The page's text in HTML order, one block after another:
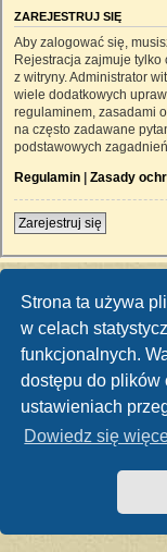
Strona ta używa
w celach
funkcjonalnych.
dostępu do plików
ustawieniach
Dowiedz się
ZAREJESTRUJ SIĘ
Aby zalogować się,
Rejestracja zajmuje
z witryny. Administrator
wiele dodatkowych
regulaminem, zasadami
na często zadawane
podstawowych
Regulamin | Zasady
Zarejestruj się
Technologię
Zasady